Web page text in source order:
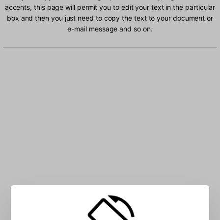
accents, this page will permit you to edit your text in the particular
box and then you just need to copy the text to your document or
e-mail message and so on.
Type Faeroese characters into the box: